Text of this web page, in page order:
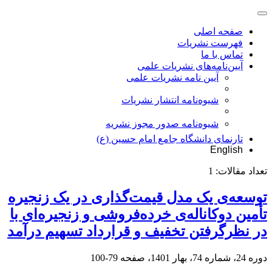
صفحه اصلی
فهرست نشریات
تماس با ما
آیین‌نامه‌های نشریات علمی
آیین نامه نشریات علمی
شیوه‌نامه انتشار نشریات
شیوهنامه صدور مجوز نشریه
تارنمای دانشگاه جامع امام حسین (ع)
English
تعداد مقالات: 1
توسعه‌ی یک مدل قیمت‌گذاری در یک زنجیره‌
‌تأمین دوکاناله‌ی خرده‌فروشی و زنجیره‌ای با
در نظرگرفتن تخفیف و قرارداد تسهیم درآمد
دوره 24، شماره 74، بهار 1401، صفحه 79-100